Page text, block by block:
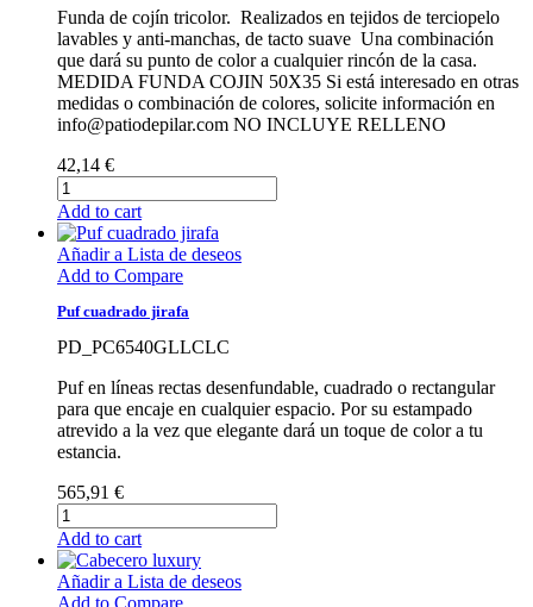
Funda de cojín tricolor. Realizados en tejidos de terciopelo
lavables y anti-manchas, de tacto suave Una combinación
que dará su punto de color a cualquier rincón de la casa.
MEDIDA FUNDA COJIN 50X35 Si está interesado en otras
medidas o combinación de colores, solicite información en
info@patiodepilar.com NO INCLUYE RELLENO
42,14 €
Add to cart
Añadir a Lista de deseos
Add to Compare
Puf cuadrado jirafa
PD_PC6540GLLCLC
Puf en líneas rectas desenfundable, cuadrado o rectangular
para que encaje en cualquier espacio. Por su estampado
atrevido a la vez que elegante dará un toque de color a tu
estancia.
565,91 €
Add to cart
Añadir a Lista de deseos